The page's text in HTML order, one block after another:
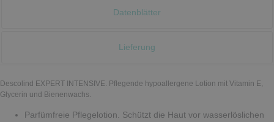
Datenblätter
Lieferung
Descolind EXPERT INTENSIVE. Pflegende hypoallergene Lotion mit Vitamin E,
Glycerin und Bienenwachs.
Parfümfreie Pflegelotion. Schützt die Haut vor wasserlöslichen